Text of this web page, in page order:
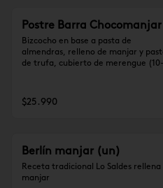
Postre Barra Chocomanjar
Bizcocho en base a pasta de
almendras, relleno de manjar y
de trufa, cubierto de merengue
temperatura ambiente antes de
consumir.
$25.990
Berlín manjar (un)
Receta tradicional Lo Saldes rellena
manjar